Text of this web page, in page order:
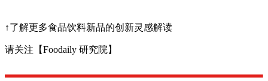
↑了解更多食品饮料新品的创新灵感解读
请关注【Foodaily 研究院】